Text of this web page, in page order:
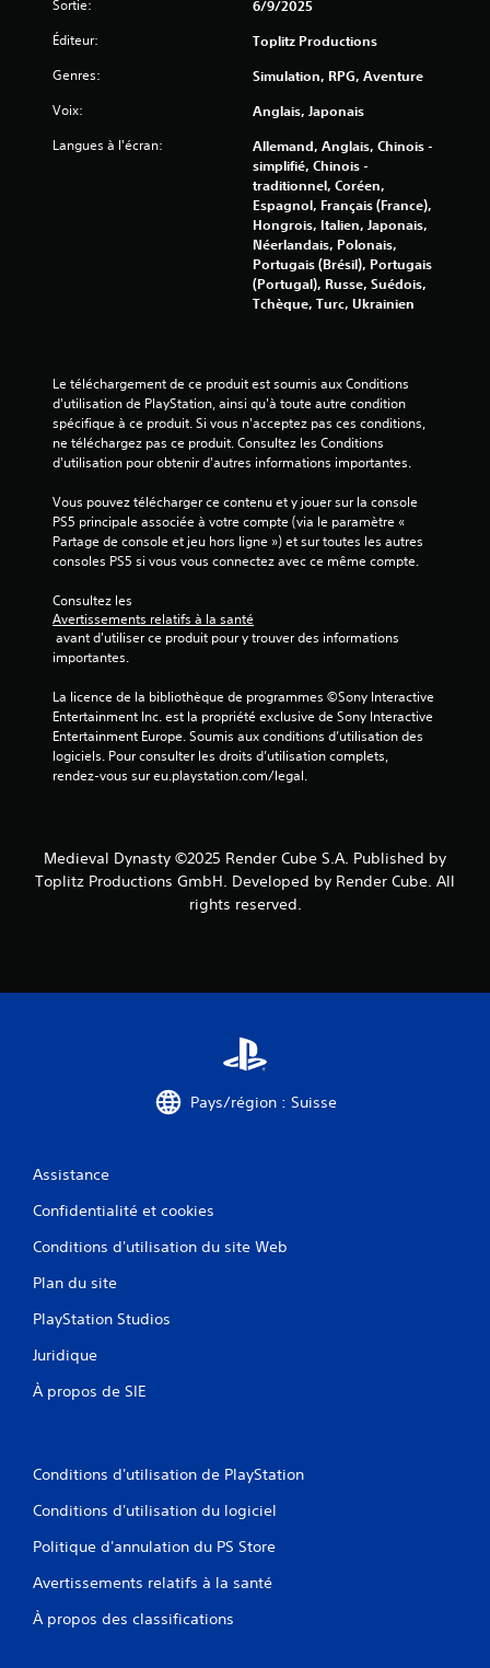
Sortie: 6/9/2025
Éditeur: Toplitz Productions
Genres: Simulation, RPG, Aventure
Voix: Anglais, Japonais
Langues à l'écran:
Allemand, Anglais, Chinois -
simplifié, Chinois -
traditionnel, Coréen,
Espagnol, Français (France),
Hongrois, Italien, Japonais,
Néerlandais, Polonais,
Portugais (Brésil), Portugais
(Portugal), Russe, Suédois,
Tchèque, Turc, Ukrainien
Le téléchargement de ce produit est soumis aux Conditions
d'utilisation de PlayStation, ainsi qu'à toute autre condition
spécifique à ce produit. Si vous n'acceptez pas ces conditions,
ne téléchargez pas ce produit. Consultez les Conditions
d'utilisation pour obtenir d'autres informations importantes.
Vous pouvez télécharger ce contenu et y jouer sur la console
PS5 principale associée à votre compte (via le paramètre «
Partage de console et jeu hors ligne ») et sur toutes les autres
consoles PS5 si vous vous connectez avec ce même compte.
Consultez les
Avertissements relatifs à la santé
importantes.
La licence de la bibliothèque de programmes ©Sony Interactive
Entertainment Inc. est la propriété exclusive de Sony Interactive
Entertainment Europe. Soumis aux conditions d’utilisation des
logiciels. Pour consulter les droits d’utilisation complets,
rendez-vous sur eu.playstation.com/legal.
Medieval Dynasty ©2025 Render Cube S.A. Published by
Toplitz Productions GmbH. Developed by Render Cube. All
rights reserved.
Pays/région : Suisse
Assistance
Confidentialité et cookies
Conditions d'utilisation du site Web
Plan du site
PlayStation Studios
Juridique
À propos de SIE
Conditions d'utilisation de PlayStation
Conditions d'utilisation du logiciel
Politique d'annulation du PS Store
Avertissements relatifs à la santé
À propos des classifications